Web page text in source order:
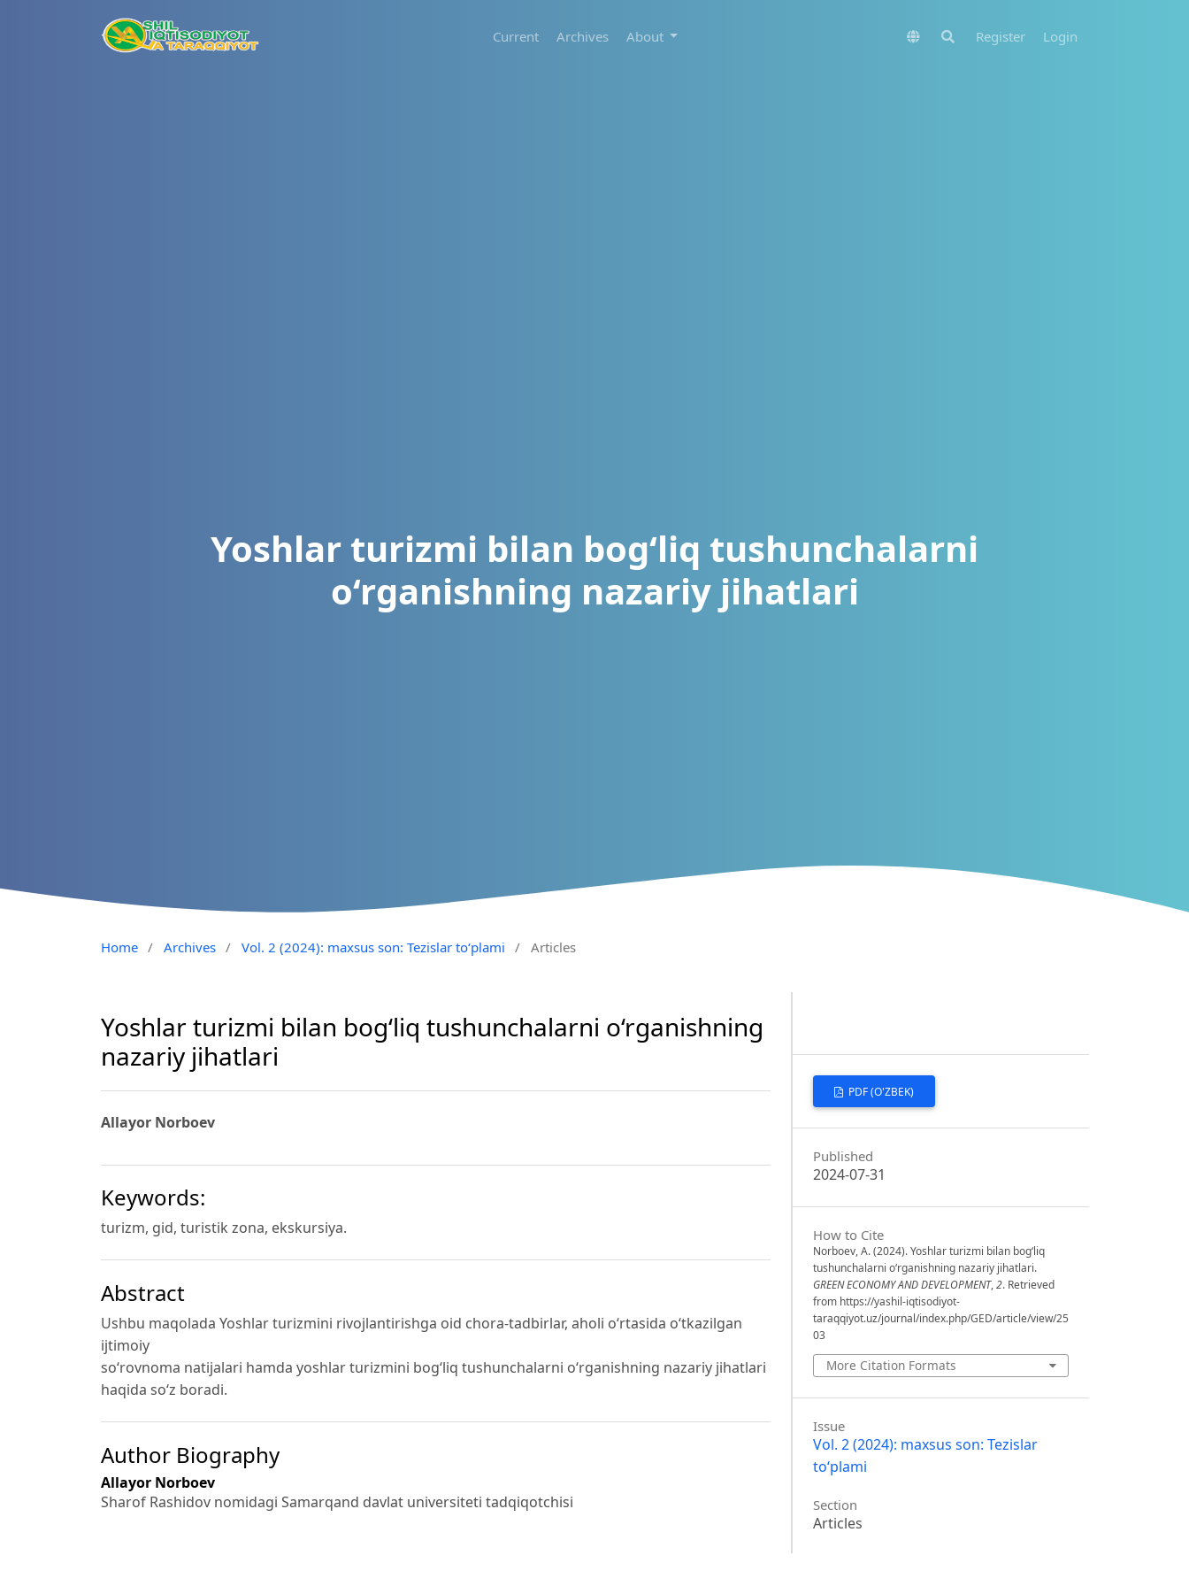
Current Archives About Register Login
Yoshlar turizmi bilan bog‘liq tushunchalarni
o‘rganishning nazariy jihatlari
Home / Archives / Vol. 2 (2024): maxsus son: Tezislar to‘plami / Articles
Yoshlar turizmi bilan bog‘liq tushunchalarni o‘rganishning
nazariy jihatlari
Allayor Norboev
Keywords:
turizm, gid, turistik zona, ekskursiya.
Abstract
Ushbu maqolada Yoshlar turizmini rivojlantirishga oid chora-tadbirlar, aholi o‘rtasida o‘tkazilgan
ijtimoiy
so‘rovnoma natijalari hamda yoshlar turizmini bog‘liq tushunchalarni o‘rganishning nazariy jihatlari
haqida so‘z boradi.
Author Biography
Allayor Norboev
Sharof Rashidov nomidagi Samarqand davlat universiteti tadqiqotchisi
PDF (O'ZBEK)
Published
2024-07-31
How to Cite
Norboev, A. (2024). Yoshlar turizmi bilan bog‘liq
tushunchalarni o‘rganishning nazariy jihatlari.
GREEN ECONOMY AND DEVELOPMENT,2. Retrieved
from https://yashil-iqtisodiyot-
taraqqiyot.uz/journal/index.php/GED/article/view/25
03
More Citation Formats
Issue
Vol. 2 (2024): maxsus son: Tezislar
to‘plami
Section
Articles